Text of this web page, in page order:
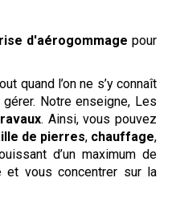
d'aérogommage pour
quand l’on ne s’y connaît
Notre enseigne, Les
. Ainsi, vous pouvez
de pierres, chauffage,
d’un maximum de
et vous concentrer sur la